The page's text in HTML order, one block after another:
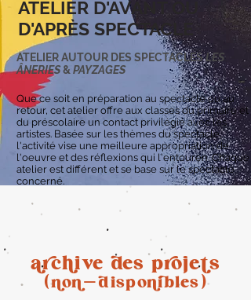
ATELIER D'AVANT OU
D'APRÈS SPECTACLE
ATELIER AUTOUR DES SPECTACLESLES
ÂNERIES& PAYZAGES
Que ce soit en préparation au spectacle ou au
retour, cet atelier offre aux classes du primaire et
du préscolaire un contact privilégiéavec les
artistes. Basée sur les thèmes du spectacle,
l'activité vise une meilleure appropriation de
l'oeuvre et des réflexions qui l'entouren. Chaque
atelier est différent et se base sur le spectacle
concerné.
archive des projets
(non-disponibles)